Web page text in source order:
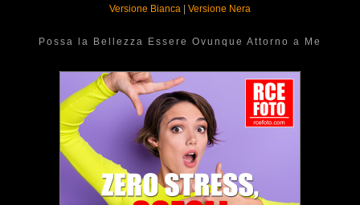
Versione Bianca
Versione Nera
Possa la Bellezza Essere Ovunque Attorno a Me